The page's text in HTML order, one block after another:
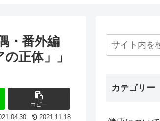
・番外編
正体」」
コピー
2021.11.18
カテゴリー